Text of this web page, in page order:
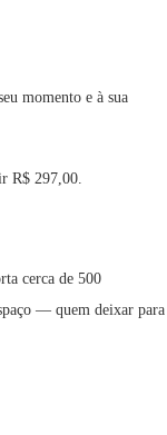
momento e à sua
R$ 297,00.
cerca de 500
— quem deixar para